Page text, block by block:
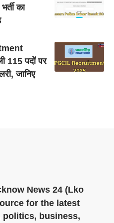
का
115 पदों पर
जानिए
News 24 (Lko
for the latest
politics, business,